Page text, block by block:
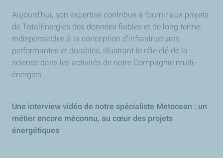
Aujourd’hui, son expertise contribue à fournir aux projets
de TotalEnergies des données fiables et de long terme,
indispensables à la conception d’infrastructures
performantes et durables, illustrant le rôle clé de la
science dans les activités de notre Compagnie multi-
énergies.
Une interview vidéo de notre spécialiste Metocean : un
métier encore méconnu, au cœur des projets
énergétiques